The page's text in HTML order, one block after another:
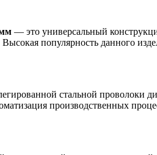
— это универсальный
популярность данного
стальной проволоки
производственных